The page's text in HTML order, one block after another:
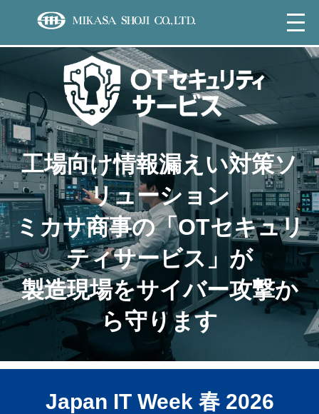
工場向け情報漏えい対策ソ
リューション
ミカサ商事の「OTセキュリ
ティサービス」が
製造現場をサイバー攻撃か
ら守ります
Japan IT Week 春 2026